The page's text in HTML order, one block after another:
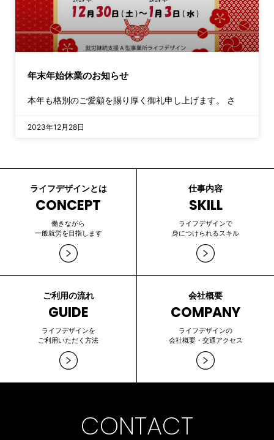
年末年始休業のお知らせ
本年も格別のご愛顧を賜り厚く御礼申し上げます。 さ
2023年12月28日
ライフデザインとは
CONCEPT
働きながら
一般就労を目指します
仕事内容
SKILL
ライフデザインで
身につけられるスキル
ご利用の流れ
GUIDE
ライフデザインを
ご利用いただく方法
会社概要
COMPANY
ライフデザインの
会社概要・交通アクセス
CONTACT